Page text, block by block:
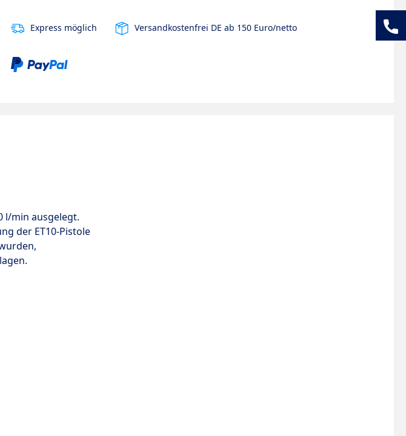
Express möglich Versandkostenfrei DE ab 150 Euro/netto
l/min ausgelegt.
der ET10-Pistole